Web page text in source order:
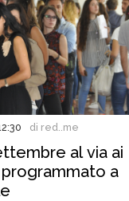
di red..me
al via ai
a